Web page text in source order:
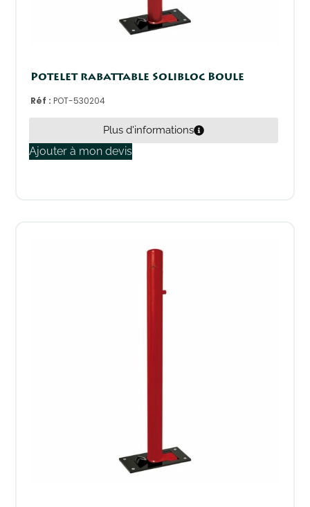
Potelet rabattable Solibloc Boule
Réf :POT-530204
Plus d'informations
Ajouter à mon devis